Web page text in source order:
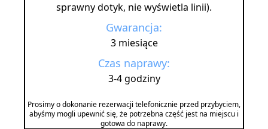
sprawny dotyk, nie wyświetla linii).
Gwarancja:
3 miesiące
Czas naprawy:
3-4 godziny
Prosimy o dokonanie rezerwacji telefonicznie przed przybyciem,
abyśmy mogli upewnić się, że potrzebna część jest na miejscu i
gotowa do naprawy.